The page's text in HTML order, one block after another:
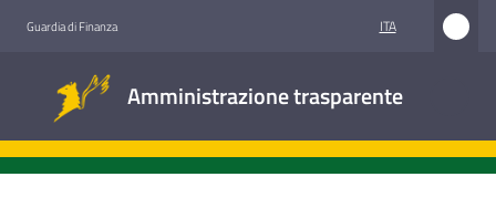
Guardia di Finanza ITA
Amministrazione trasparente
trasparente